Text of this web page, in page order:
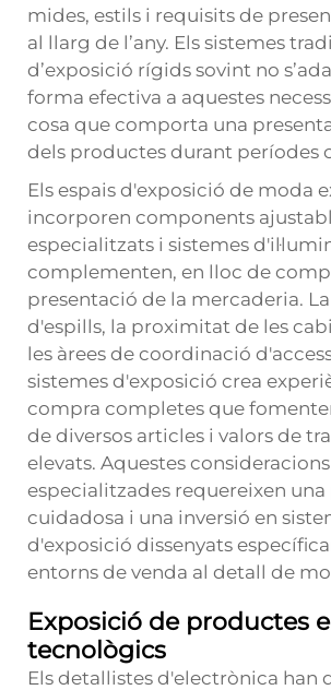
mides, estils i requisits de
al llarg de l’any. Els sistemes
d’exposició rígids sovint no
forma efectiva a aquestes
cosa que comporta una
dels productes durant períodes
Els espais d'exposició de moda
incorporen components
especialitzats i sistemes
complementen, en lloc de
presentació de la mercaderia.
d'espills, la proximitat de les
les àrees de coordinació
sistemes d'exposició crea
compra completes que
de diversos articles i valors de
elevats. Aquestes consideracions
especialitzades requereixen
cuidadosa i una inversió en
d'exposició dissenyats
entorns de venda al detall de
Exposició de productes
tecnològics
Els detallistes d'electrònica han